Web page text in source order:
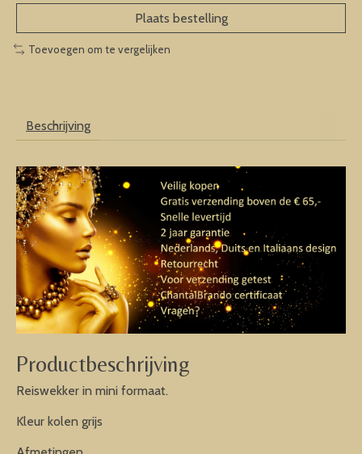
Plaats bestelling
Toevoegen om te vergelijken
Beschrijving
Productbeschrijving
Reiswekker in mini formaat.
Kleur kolen grijs